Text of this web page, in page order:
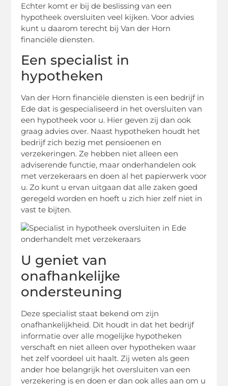
Echter komt er bij de beslissing van een
hypotheek oversluiten veel kijken. Voor advies
kunt u daarom terecht bij Van der Horn
financiële diensten.
Een specialist in
hypotheken
Van der Horn financiële diensten is een bedrijf in
Ede dat is gespecialiseerd in het oversluiten van
een hypotheek voor u. Hier geven zij dan ook
graag advies over. Naast hypotheken houdt het
bedrijf zich bezig met pensioenen en
verzekeringen. Ze hebben niet alleen een
adviserende functie, maar onderhandelen ook
met verzekeraars en doen al het papierwerk voor
u. Zo kunt u ervan uitgaan dat alle zaken goed
geregeld worden en hoeft u zich hier zelf niet in
vast te bijten.
U geniet van
onafhankelijke
ondersteuning
Deze specialist staat bekend om zijn
onafhankelijkheid. Dit houdt in dat het bedrijf
informatie over alle mogelijke hypotheken
verschaft en niet alleen over hypotheken waar
het zelf voordeel uit haalt. Zij weten als geen
ander hoe belangrijk het oversluiten van een
verzekering is en doen er dan ook alles aan om u